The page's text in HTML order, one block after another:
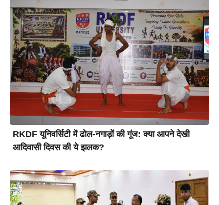
RKDF यूनिवर्सिटी में ढोल-नगाड़ों की गूंज: क्या आपने देखी
आदिवासी दिवस की ये झलक?